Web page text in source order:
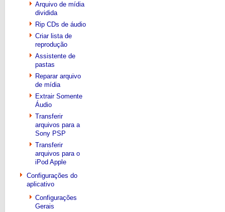
Arquivo de mídia
dividida
Rip CDs de áudio
Criar lista de
reprodução
Assistente de
pastas
Reparar arquivo
de mídia
Extrair Somente
Áudio
Transferir
arquivos para a
Sony PSP
Transferir
arquivos para o
iPod Apple
Configurações do
aplicativo
Configurações
Gerais